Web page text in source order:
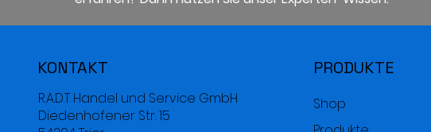
KONTAKT
R.A.D.T Handel und Service GmbH
Diedenhofener Str. 15
PRODUKTE
Shop